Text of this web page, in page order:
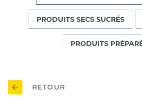
PRODUITS SECS SUCRÉS
PRODUITS
RETOUR